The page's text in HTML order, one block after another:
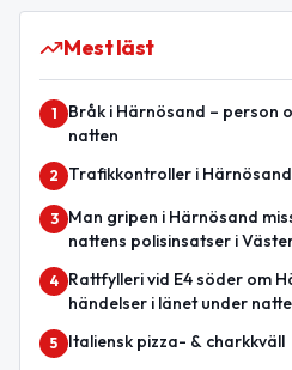
Mest läst
1
Bråk i Härnösand – person
natten
2 Trafikkontroller i
3
Man gripen i Härnösand
nattens polisinsatser i
4
Rattfylleri vid E4 söder om
händelser i länet under
5 Italiensk pizza- & charkkväll